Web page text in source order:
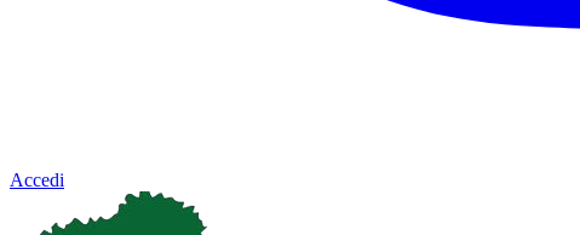
Accedi